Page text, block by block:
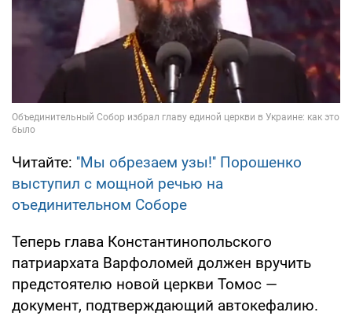
Читайте: ''Мы обрезаем узы!'' Порошенко
выступил с мощной речью на
оъединительном Соборе
Теперь глава Константинопольского
патриархата Варфоломей должен вручить
предстоятелю новой церкви Томос —
документ, подтверждающий автокефалию.